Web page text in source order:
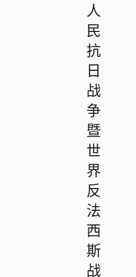
人
民
抗
日
战
争
暨
世
界
反
法
西
斯
战